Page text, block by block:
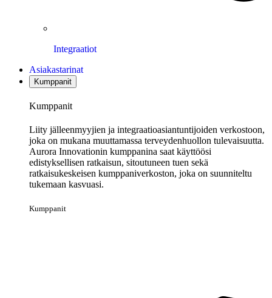
Integraatiot
Asiakastarinat
Kumppanit
Kumppanit
Liity jälleenmyyjien ja integraatioasiantuntijoiden verkostoon,
joka on mukana muuttamassa terveydenhuollon tulevaisuutta.
Aurora Innovationin kumppanina saat käyttöösi
edistyksellisen ratkaisun, sitoutuneen tuen sekä
ratkaisukeskeisen kumppaniverkoston, joka on suunniteltu
tukemaan kasvuasi.
Kumppanit